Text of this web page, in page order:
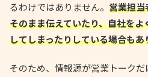
るわけではありません。 営業担当
そのまま伝えていたり、自社を
してしまったりしている場合もあ
そのため、情報源が営業トーク